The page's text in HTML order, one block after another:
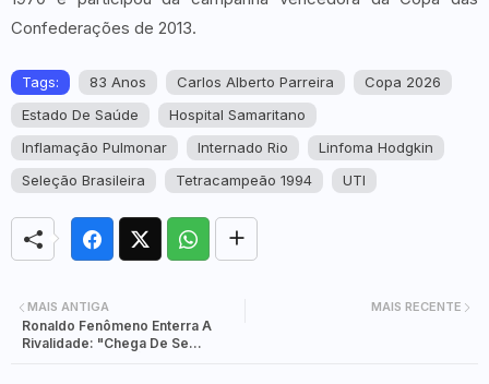
Confederações de 2013.
Tags: 83 Anos Carlos Alberto Parreira
Copa 2026
Estado De Saúde
Hospital Samaritano
Inflamação Pulmonar
Internado Rio
Linfoma Hodgkin
Seleção Brasileira
Tetracampeão 1994 UTI
MAIS RECENTE
MAIS ANTIGA
Ronaldo Fenômeno Enterra A
Rivalidade: "Chega De Se